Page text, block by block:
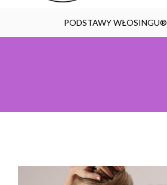
PODSTAWY WŁOSINGU®